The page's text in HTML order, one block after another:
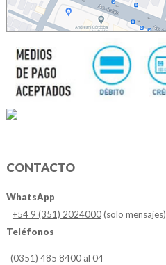
CONTACTO
WhatsApp
+54 9 (351) 2024000(solo mensajes)
Teléfonos
(0351) 485 8400 al 04